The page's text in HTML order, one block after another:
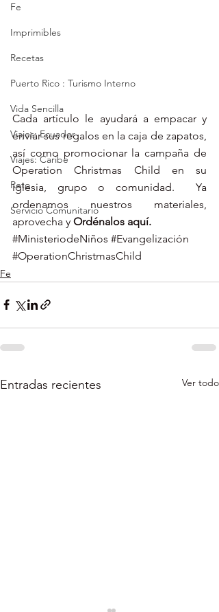
Fe
Imprimibles
Recetas
Puerto Rico : Turismo Interno
Vida Sencilla
Viajes: Ecuador
Viajes: Caribe
Reto
Servicio Comunitario
Cada artículo le ayudará a empacar y
enviar sus regalos en la caja de zapatos,
así como promocionar la campaña de
Operation Christmas Child en su
iglesia, grupo o comunidad.  Ya
ordenamos nuestros materiales,
aprovecha y Ordénalos aquí.
#MinisteriodeNiños #Evangelización
#OperationChristmasChild
Fe
Entradas recientes Ver todo